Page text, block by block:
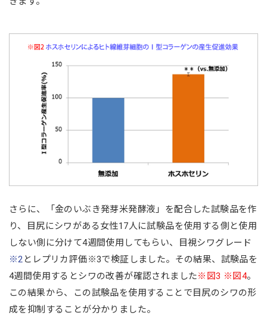
さらに、「金のいぶき発芽米発酵液」を配合した試験品を作
り、目尻にシワがある女性17人に試験品を使用する側と使用
しない側に分けて4週間使用してもらい、目視シワグレード
※2とレプリカ評価※3で検証しました。その結果、試験品を
4週間使用するとシワの改善が確認されました※図3 ※図4。
この結果から、この試験品を使用することで目尻のシワの形
成を抑制することが分かりました。